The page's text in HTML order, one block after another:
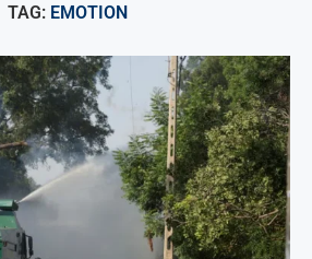
TAG: EMOTION